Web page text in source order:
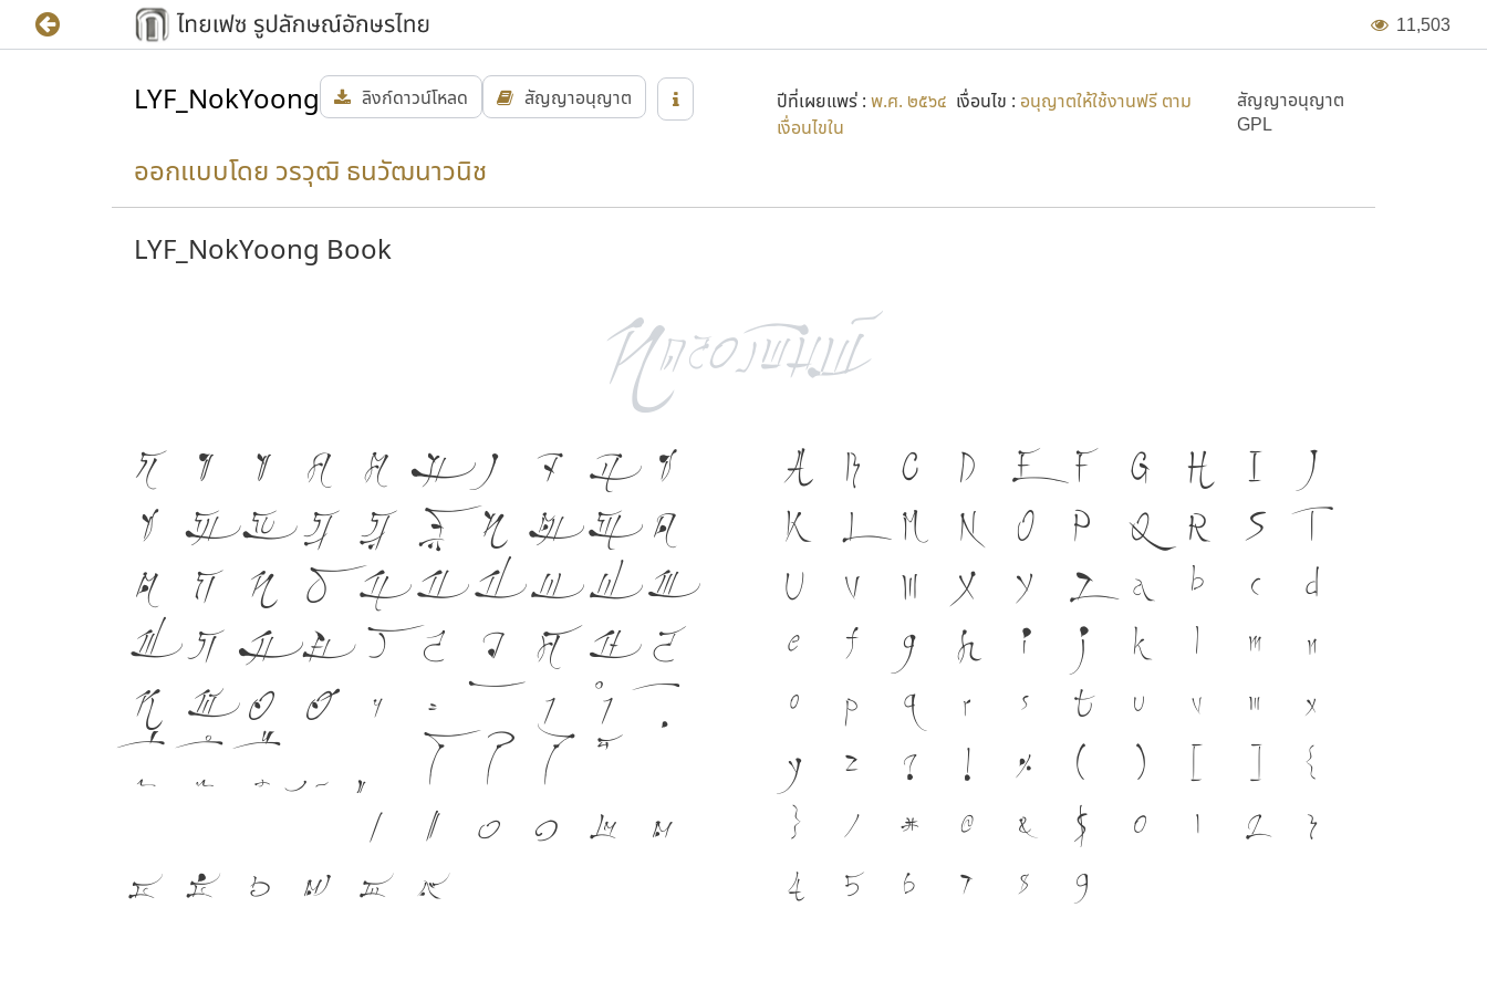
11,503
LYF_NokYoong ลิงก์ดาวน์โหลด สัญญาอนุญาต ปีที่เผยแพร่ : พ.ศ. ๒๕๖๔ เงื่อนไข : อนุญาตให้ใช้งานฟรี ตาม
เงื่อนไขใน
สัญญาอนุญาต
GPL
ออกแบบโดย วรวุฒิ ธนวัฒนาวนิช
LYF_NokYoong Book
ก ข ฃ ค ฅ ฆ ง จ ฉ ช
ซ ฌ ญ ฎ ฏ ฐ ฑ ฒ ณ ด
ต ถ ท ธ น บ ป ผ ฝ พ
ฟ ภ ม ย ร ล ว ศ ษ ส
ห ฬ อ ฮ ฯ ะ า ำ
โ ใ ไ
เ แ ๐ ๑ ๒ ๓
๔ ๕ ๖ ๗ ๘ ๙
A B C D E F G H I J
K L M N O P Q R S T
U V W X Y Z a b c d
e f g h i j k l m n
o p q r s t u v w x
y z ? ! % ( ) [ ] {
} / # @ & $ 0 1 2 3
4 5 6 7 8 9
ภาษา คือ เครื่องมือสำคัญที่ทำให้ความเป็นชาติดำรงอยู่
ได้ ภาษา คือ สะพานเชื่อมตัวตนของชนชาติ จากอดีตสู่
ปัจจุบัน ตัวพิมพ์ คือ เครื่องมือสำคัญที่ทำให้ภาษาดำรง
อยู่ได้ แบบตัวพิมพ์ที่พัฒนาทันกระแสการเปลี่ยนแปลง
คือ โครงสร้างแกร่งของสะพานที่เชื่อมตัวตนของชาติ จาก
ปัจจุบันสู่อนาคต